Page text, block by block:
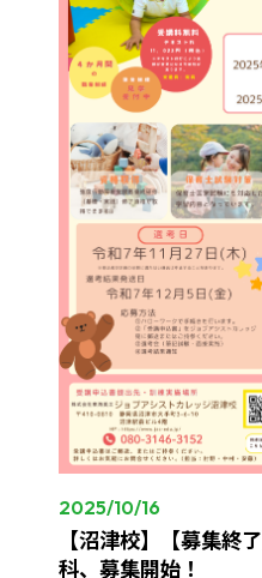
2025/10/16
【沼津校】【募集終
科、募集開始！